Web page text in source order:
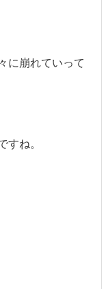
に崩れていって
ね。